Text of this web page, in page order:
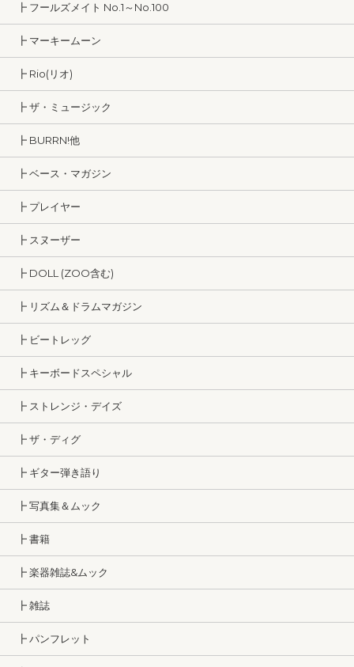
┣ フールズメイト No.1～No.100
┣ マーキームーン
┣ Rio(リオ)
┣ ザ・ミュージック
┣ BURRN!他
┣ ベース・マガジン
┣ プレイヤー
┣ スヌーザー
┣ DOLL (ZOO含む)
┣ リズム＆ドラムマガジン
┣ ビートレッグ
┣ キーボードスペシャル
┣ ストレンジ・デイズ
┣ ザ・ディグ
┣ ギター弾き語り
┣ 写真集＆ムック
┣ 書籍
┣ 楽器雑誌&ムック
┣ 雑誌
┣ パンフレット